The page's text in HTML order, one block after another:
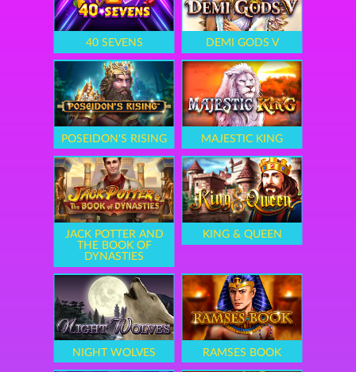
40 SEVENS DEMI GODS V
POSEIDON'S RISING MAJESTIC KING
JACK POTTER AND
THE BOOK OF
DYNASTIES
KING & QUEEN
NIGHT WOLVES RAMSES BOOK